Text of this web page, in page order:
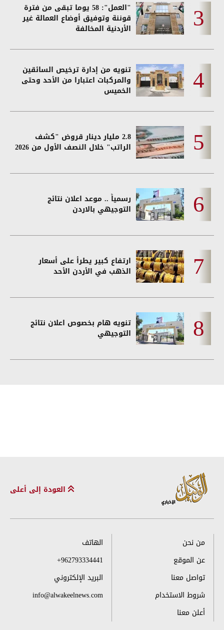
"العمل": 58 يوما تبقى من فترة
قوننة وتوفيق أوضاع العمالة غير
الأردنية المخالفة
تنويه من إدارة ترخيص السائقين
والمركبات اعتبارا من الأحد وحتى
الخميس
2.8 مليار دينار قروض "كشف
الراتب" خلال النصف الأول من 2026
رسمياً .. موعد اعلان نتائج
التوجيهي بالاردن
ارتفاع كبير يطرأ على أسعار
الذهب في الأردن الأحد
تنويه هام بخصوص اعلان نتائج
التوجيهي
العودة إلى أعلى
من نحن
عن الموقع
تواصل معنا
شروط الاستخدام
أعلن معنا
الهاتف
+962793334441
البريد الإلكتروني
info@alwakeelnews.com